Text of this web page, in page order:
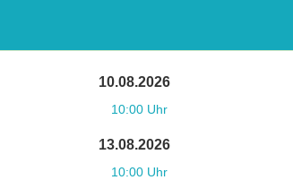
10.08.2026
10:00 Uhr
13.08.2026
10:00 Uhr